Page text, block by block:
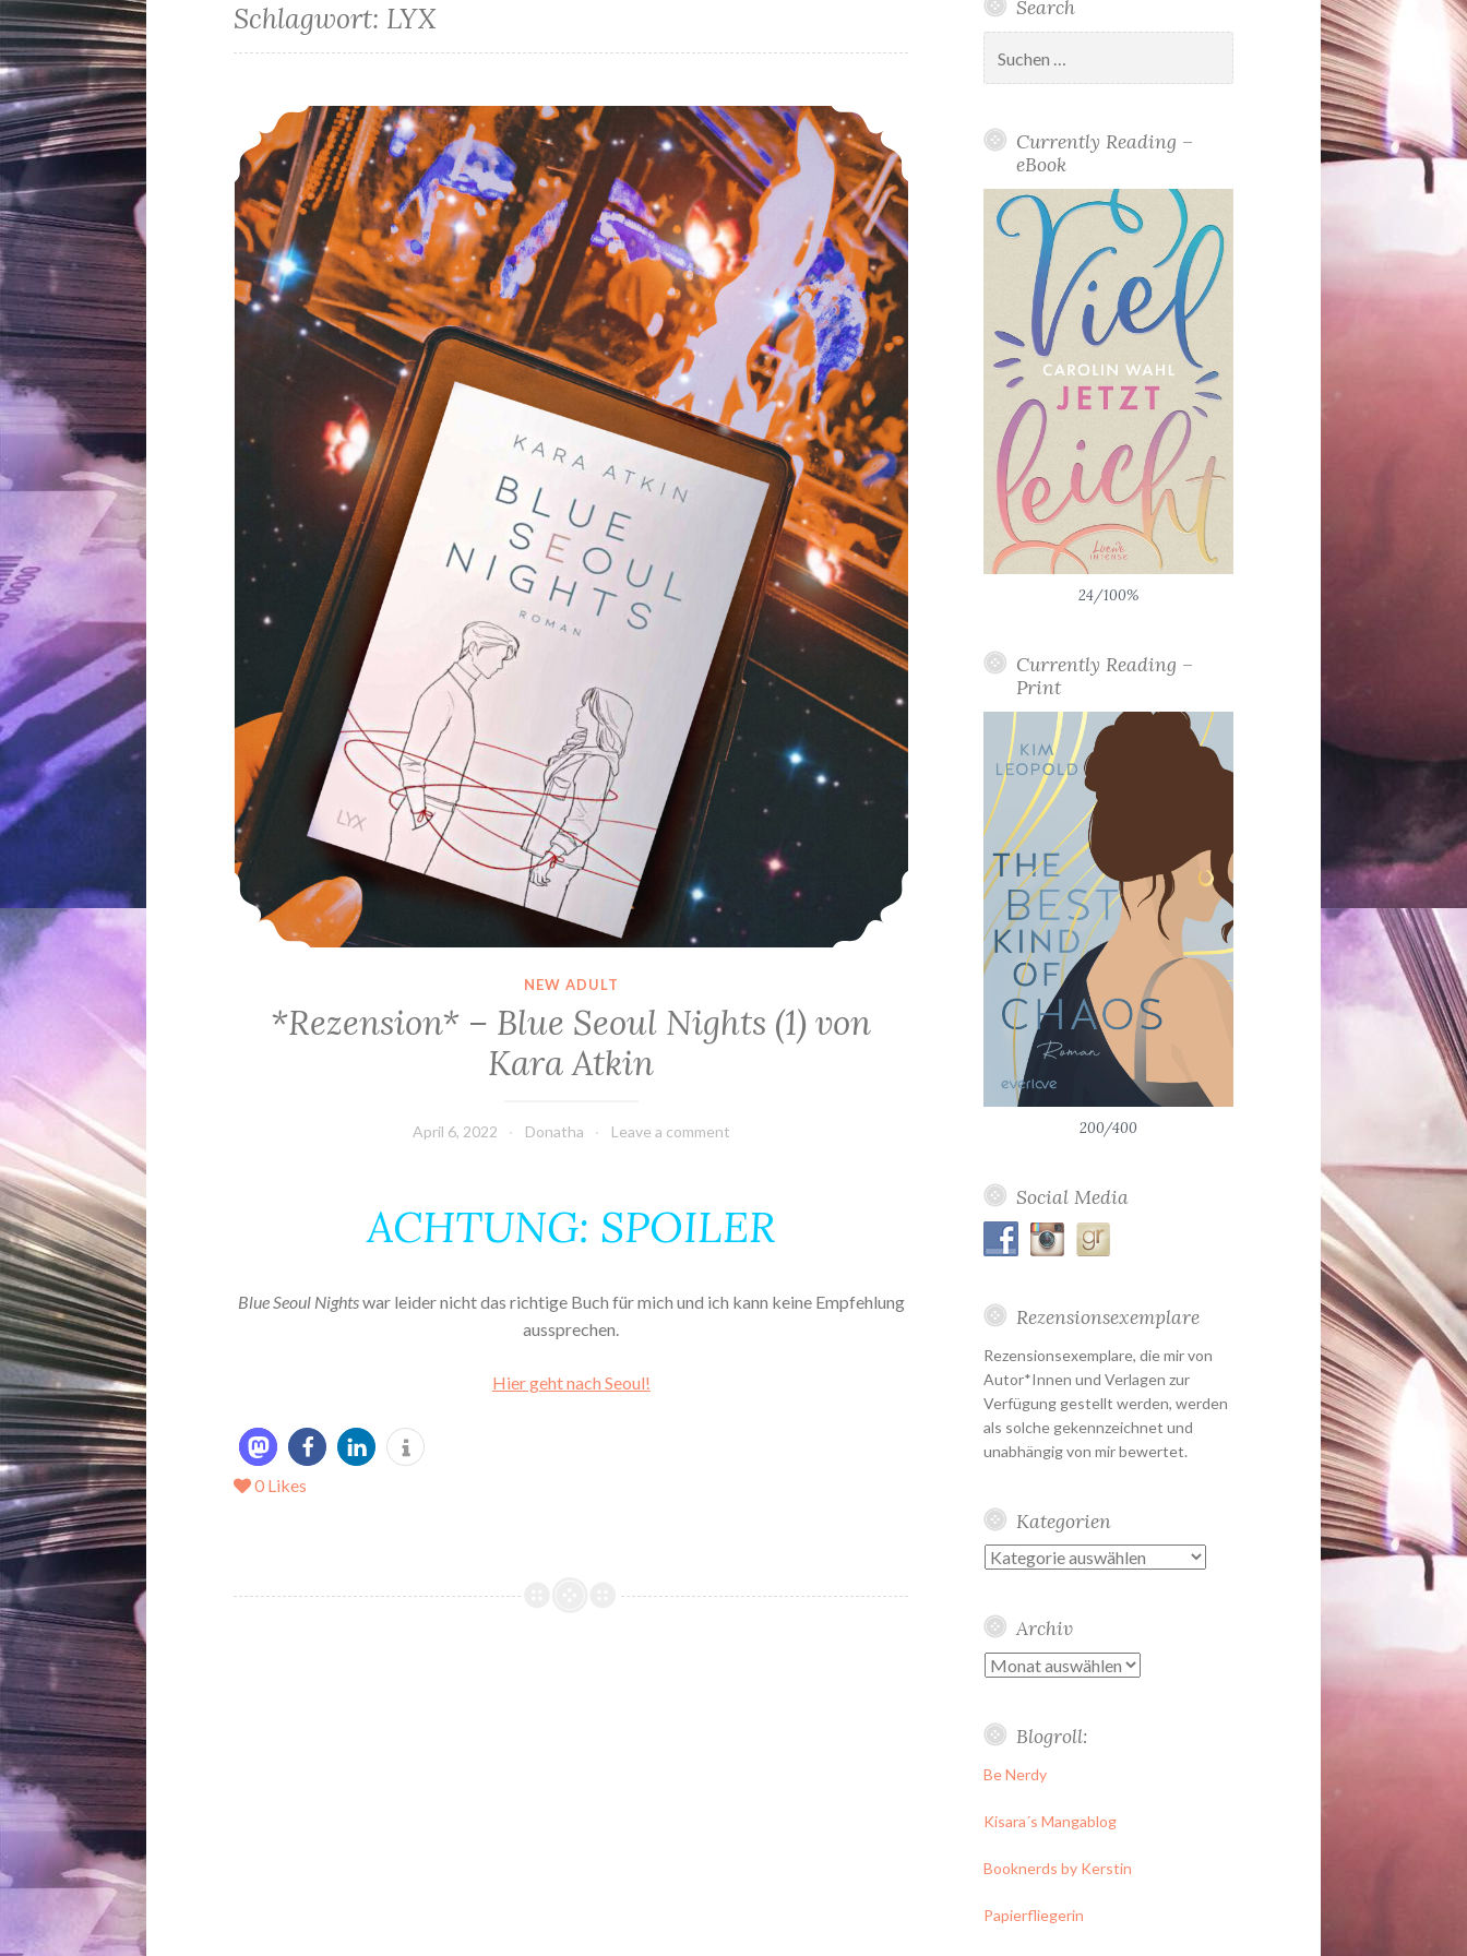
Schlagwort: LYX
*Rezension* – Blue Seoul Nights (1) von Kara Atkin
NEW ADULT
*Rezension* – Blue Seoul Nights (1) von
Kara Atkin
April 6, 2022 Donatha Leave a comment
ACHTUNG: SPOILER
Blue Seoul Nightswar leider nicht das richtige Buch für mich und ich kann keine Empfehlung
aussprechen.
Hier geht nach Seoul!
0 Likes
Search
nach:
Currently Reading –
eBook
24/100%
Currently Reading –
Print
200/400
Social Media
Rezensionsexemplare
Rezensionsexemplare, die mir von
Autor*Innen und Verlagen zur
Verfügung gestellt werden, werden
als solche gekennzeichnet und
unabhängig von mir bewertet.
Kategorien
Kategorien
Archiv
Archiv
Blogroll:
Be Nerdy
Kisara´s Mangablog
Booknerds by Kerstin
Papierfliegerin